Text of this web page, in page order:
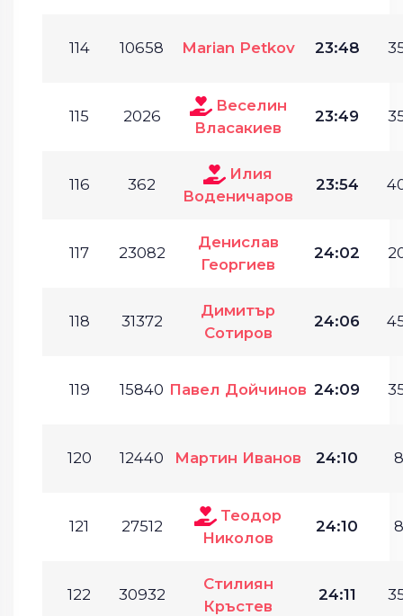
114 10658 Marian Petkov 23:48
115 2026
Веселин
Власакиев
23:49
116 362
Илия
Воденичаров
23:54
117 23082
Денислав
Георгиев
24:02
118 31372
Димитър
Сотиров
24:06
119 15840 Павел Дойчинов 24:09
120 12440 Мартин Иванов 24:10
121 27512
Теодор
Николов
24:10
122 30932
Стилиян
Кръстев
24:11